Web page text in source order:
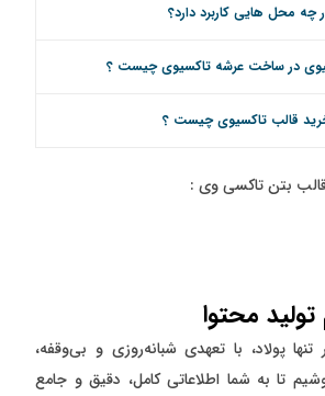
چه محل هایی کاربرد دارد؟
در ساخت عرشه تاکسیوی چیست ؟
قالب تاکسیوی چیست ؟
بتن تاکسی وی :
تولید محتوا
تنها پولاد، با تعهدی شبانه‌روزی و بی‌وقفه،
تا به شما اطلاعاتی کامل، دقیق و جامع